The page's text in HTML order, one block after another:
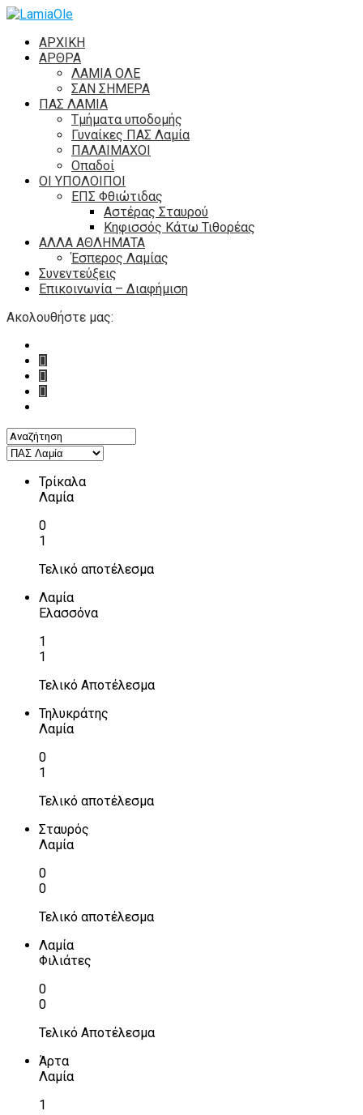
ΑΡΧΙΚΗ
ΑΡΘΡΑ
ΛΑΜΙΑ ΟΛΕ
ΣΑΝ ΣΗΜΕΡΑ
ΠΑΣ ΛΑΜΙΑ
Τμήματα υποδομής
Γυναίκες ΠΑΣ Λαμία
ΠΑΛΑΙΜΑΧΟΙ
Οπαδοί
ΟΙ ΥΠΟΛΟΙΠΟΙ
ΕΠΣ Φθιώτιδας
Αστέρας Σταυρού
Κηφισσός Κάτω Τιθορέας
ΑΛΛΑ ΑΘΛΗΜΑΤΑ
Έσπερος Λαμίας
Συνεντεύξεις
Επικοινωνία – Διαφήμιση
Ακολουθήστε μας:
Τρίκαλα
Λαμία
0
1
Τελικό αποτέλεσμα
Λαμία
Ελασσόνα
1
1
Τελικό Αποτέλεσμα
Τηλυκράτης
Λαμία
0
1
Τελικό αποτέλεσμα
Σταυρός
Λαμία
0
0
Τελικό αποτέλεσμα
Λαμία
Φιλιάτες
0
0
Τελικό Αποτέλεσμα
Άρτα
Λαμία
1